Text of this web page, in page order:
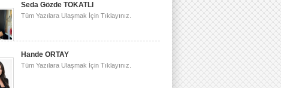
Seda Gözde TOKATLI
Tüm Yazılara Ulaşmak İçin Tıklayınız.
Hande ORTAY
Tüm Yazılara Ulaşmak İçin Tıklayınız.